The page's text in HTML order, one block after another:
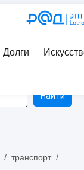
Долги
Найти
/ транспорт /